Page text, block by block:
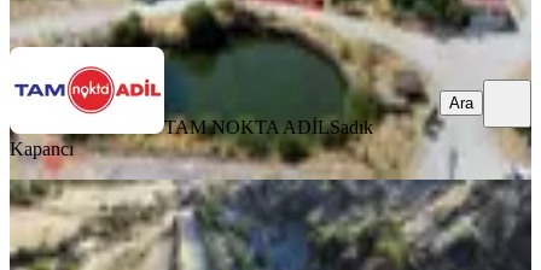
Ara
TAM NOKTA ADİLSadık
Kapancı
Ara
YENİ
Beyler Köyü'nde Hazır Kurulu Satılık
Çiftlikruhsatlı Ev Çiftlik